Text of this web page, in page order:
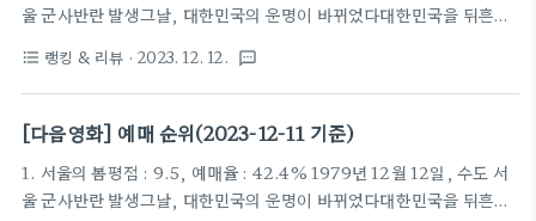
울 군사반란 발생그날, 대한민국의 운명이 바뀌었다대한민국을 뒤흔든
안사령관 전두광이 반란을 일으키고군 내 사조직을 총동원하여 최전선
의 전방부대까지 서울로 불러들인다.권력에 눈이 먼 전두광의 반란군과
이에 맞선 수도경비사령관 이태신을 비롯한진압군 사이, 일촉즉발의 9
수도에서 가장 치열한 전쟁이 펼쳐진다! 2. 노량: 죽음의 바다평점 :
9.0, 예매율 : 23.4% 임진왜란 발발로부터 7년이 지난 1598년 12월.
format_list_bulleted 랭킹 & 리뷰 · 2023. 12. 12. textsms
[다음영화] 예매 순위(2023-12-11 기준)
1. 서울의 봄평점 : 9.5, 예매율 : 42.4% 1979년 12월 12일, 수도 서
울 군사반란 발생그날, 대한민국의 운명이 바뀌었다대한민국을 뒤흔든